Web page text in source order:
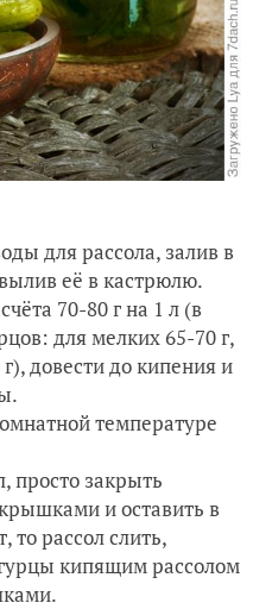
для рассола, залив в
её в кастрюлю.
70-80 г на 1 л (в
для мелких 65-70 г,
довести до кипения и
температуре
просто закрыть
и оставить в
то рассол слить,
кипящим рассолом